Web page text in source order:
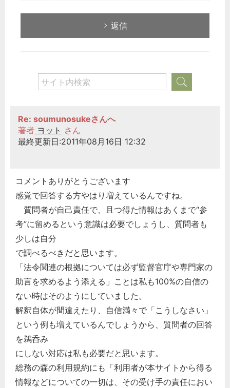
返信
Re: soumunosukeさんへ
著者 ヨット さん
最終更新日:2011年08月16日 12:32
コメントありがとうございます
感覚で回答する方やはり増えているんですね。
質問者が自己責任で、且つ得た情報はあくまで“参
考”に留めるという意識は必要でしょうし、質問者も
少しは自分
で調べるべきだと思います。
「法令関連の根拠については必ず監督官庁や専門家の
助言を求めるよう添える」ことは私も100%の自信の
ない時はそのようにしていました。
解釈自体が間違えたり、自信満々で「こうしなさい」
という例も増えているんでしょうから、質問者の回答
を鵜呑み
にしない対応は私も必要だと思います。
総務の森の利用規約にも「利用者が本サイトから得る
情報などについての一切は、その受け手の責任におい